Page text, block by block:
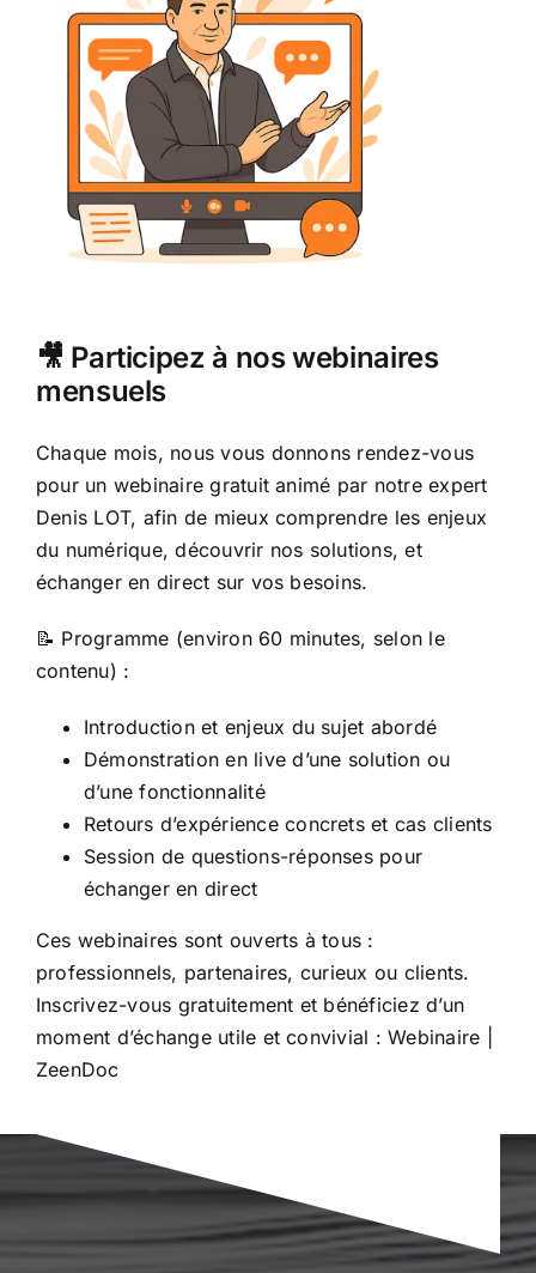
🎥 Participez à nos webinaires
mensuels
Chaque mois, nous vous donnons rendez-vous
pour un webinaire gratuit animé par notre expert
Denis LOT, afin de mieux comprendre les enjeux
du numérique, découvrir nos solutions, et
échanger en direct sur vos besoins.
📝 Programme (environ 60 minutes, selon le
contenu) :
Introduction et enjeux du sujet abordé
Démonstration en live d’une solution ou
d’une fonctionnalité
Retours d’expérience concrets et cas clients
Session de questions-réponses pour
échanger en direct
Ces webinaires sont ouverts à tous :
professionnels, partenaires, curieux ou clients.
Inscrivez-vous gratuitement et bénéficiez d’un
moment d’échange utile et convivial :Webinaire |
ZeenDoc